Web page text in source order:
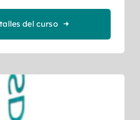
del curso